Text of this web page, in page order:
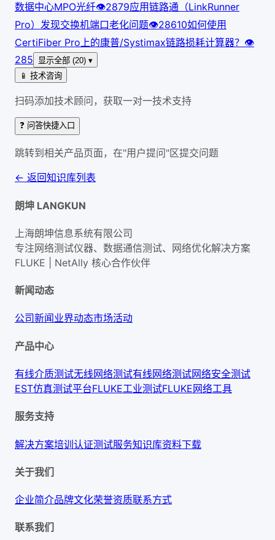
数据中心MPO光纤👁2879应用链路通（LinkRunner
Pro）发现交换机端口老化问题👁28610如何使用
CertiFiber Pro上的康普/Systimax链路损耗计算器？ 👁
285
显示全部 (20) ▾
📱 技术咨询
扫码添加技术顾问，获取一对一技术支持
❓ 问答快捷入口
跳转到相关产品页面，在"用户提问"区提交问题
← 返回知识库列表
朗坤 LANGKUN
上海朗坤信息系统有限公司
专注网络测试仪器、数据通信测试、网络优化解决方案
FLUKE | NetAlly 核心合作伙伴
新闻动态
公司新闻业界动态市场活动
产品中心
有线介质测试无线网络测试有线网络测试网络安全测试
EST仿真测试平台FLUKE工业测试FLUKE网络工具
服务支持
解决方案培训认证测试服务知识库资料下载
关于我们
企业简介品牌文化荣誉资质联系方式
联系我们